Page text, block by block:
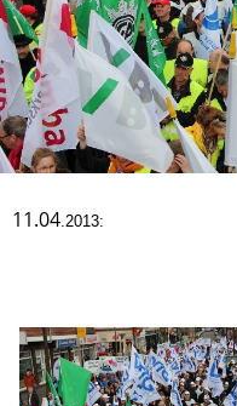
11.04 .2013: